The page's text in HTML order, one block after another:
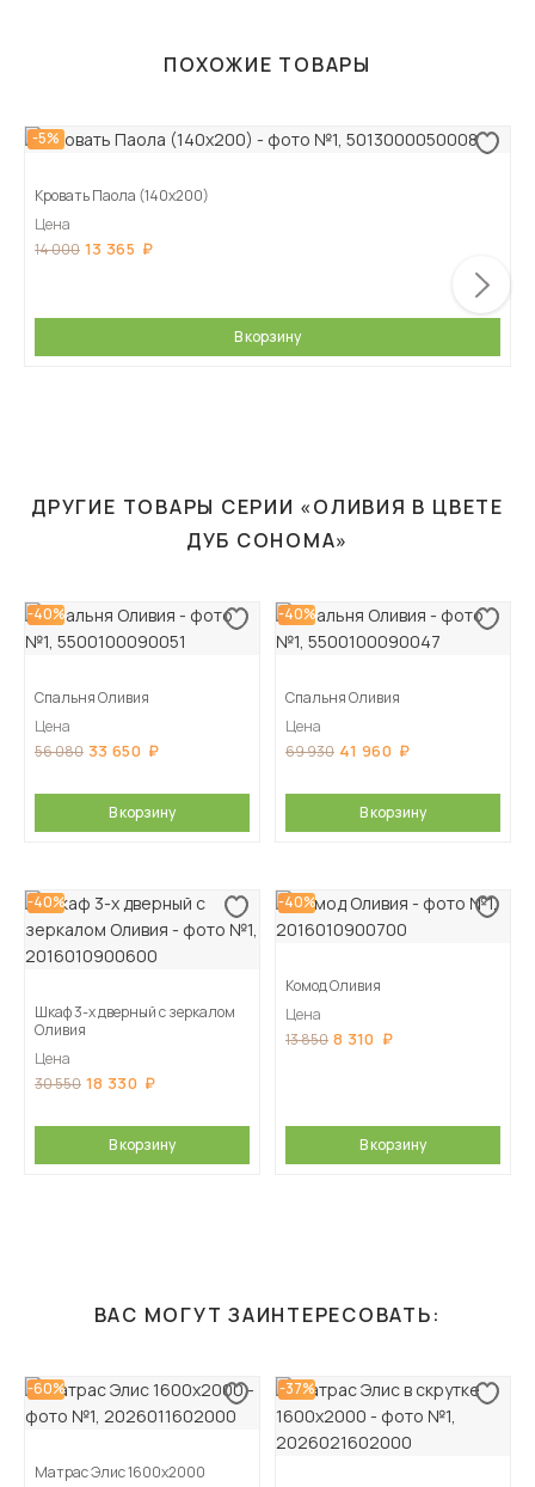
ПОХОЖИЕ ТОВАРЫ
-5%
Кровать Паола (140х200)
Цена
14 000 13 365
В корзину
ДРУГИЕ ТОВАРЫ СЕРИИ «ОЛИВИЯ В ЦВЕТЕ
ДУБ СОНОМА»
-40%
Спальня Оливия
Цена
56 080 33 650
В корзину
-40%
Спальня Оливия
Цена
69 930 41 960
В корзину
-40%
Шкаф 3-х дверный с зеркалом
Оливия
Цена
30 550 18 330
В корзину
-40%
Комод Оливия
Цена
13 850 8 310
В корзину
ВАС МОГУТ ЗАИНТЕРЕСОВАТЬ:
-60%
Матрас Элис 1600х2000
-37%